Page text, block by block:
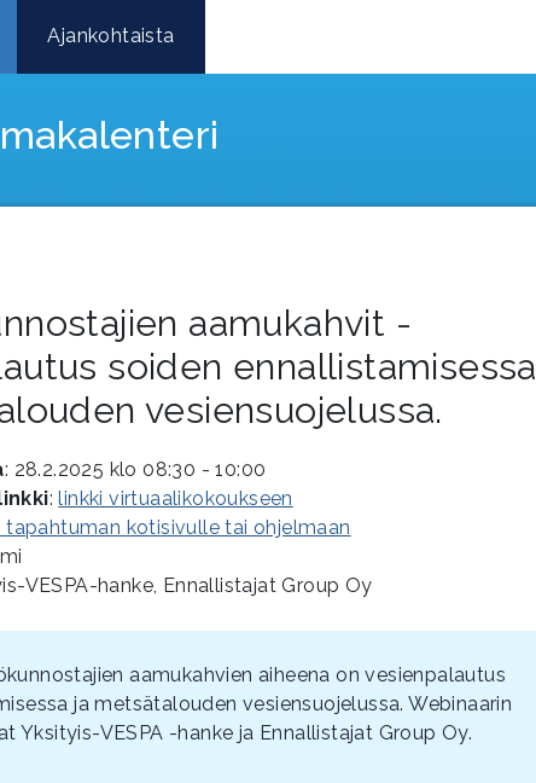
Ajankohtaista
aamukahvit -
soiden ennallistamisessa
vesiensuojelussa.
: 28.2.2025 klo 08:30 - 10:00
:linkki virtuaalikokoukseen
tapahtuman kotisivulle tai ohjelmaan
VESPA-hanke, Ennallistajat Group Oy
aamukahvien aiheena on vesienpalautus
ja metsätalouden vesiensuojelussa. Webinaarin
Yksityis-VESPA -hanke ja Ennallistajat Group Oy.